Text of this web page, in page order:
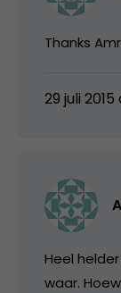
Thanks
29 juli
Heel
waar.